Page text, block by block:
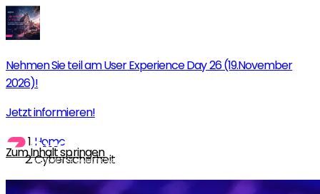
Nehmen Sie teil am User Experience Day 26 (19.November
2026)!
Jetzt informieren!
Zum Inhalt springen
Home
Cybersicherheit